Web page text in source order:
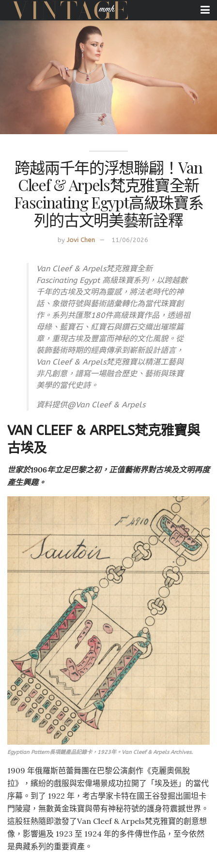
跨越兩千年的浮想聯翩！Van
Cleef & Arpels梵克雅寶全新
Fascinating Egypt高級珠寶系
列的古文明美藝新詮釋
by Jovi Chen 11/06/2026
Van Cleef & Arpels梵克雅寶全新
Fascinating Egypt 高級珠寶系列，以跨越數
千年的古埃及文明為靈感，將法老時代的神
話、象徵符號與藝術語彙轉化為當代珠寶創
作。系列共匯聚180件高級珠寶作品，透過祖
母綠、藍寶石、紅寶石與鑽石交織出璀璨篇
章，重現古埃及豐富而神秘的文化風貌。從
裝飾藝術時期的經典傳承到嶄新設計語言，
Van Cleef & Arpels梵克雅寶以精湛工藝與
非凡創意，譜寫一場融合歷史、藝術與珠寶
美學的當代史詩。
資料提供@Van Cleef & Arpels
VAN CLEEF & ARPELS梵克雅寶與
古埃及
世家於1906年立足巴黎之初，正值藝術界對古埃及文明再度
產生興趣。
Egyptian Pattern長項鏈產品記錄卡，1923年。Van Cleef & Arpels Archives.
1909 年俄羅斯芭蕾舞團在巴黎公演劇作《克麗奧佩脫
拉》，繽紛的戲服與宏偉場景成功拉開了「埃及迷」的當代
序幕。到了 1922 年，考古學家卡特在國王谷發掘出圖坦卡
門陵寢，無數黃金珠寶與帶有神秘符號的護身符震撼世界。
這股狂熱隨即激發了Van Cleef & Arpels梵克雅寶的創意想
像，影響遍及 1923 至 1924 年的多件傳世作品，至今依然
是典藏系列的重要資產。